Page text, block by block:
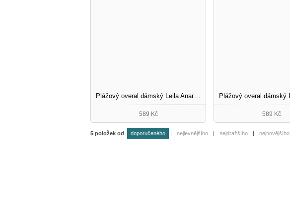
Plážový overal dámský Leila Anaranjado
589 Kč 589 Kč
5 položek od doporučeného | nejlevnějšího | nejdražšího | nejnovějšího